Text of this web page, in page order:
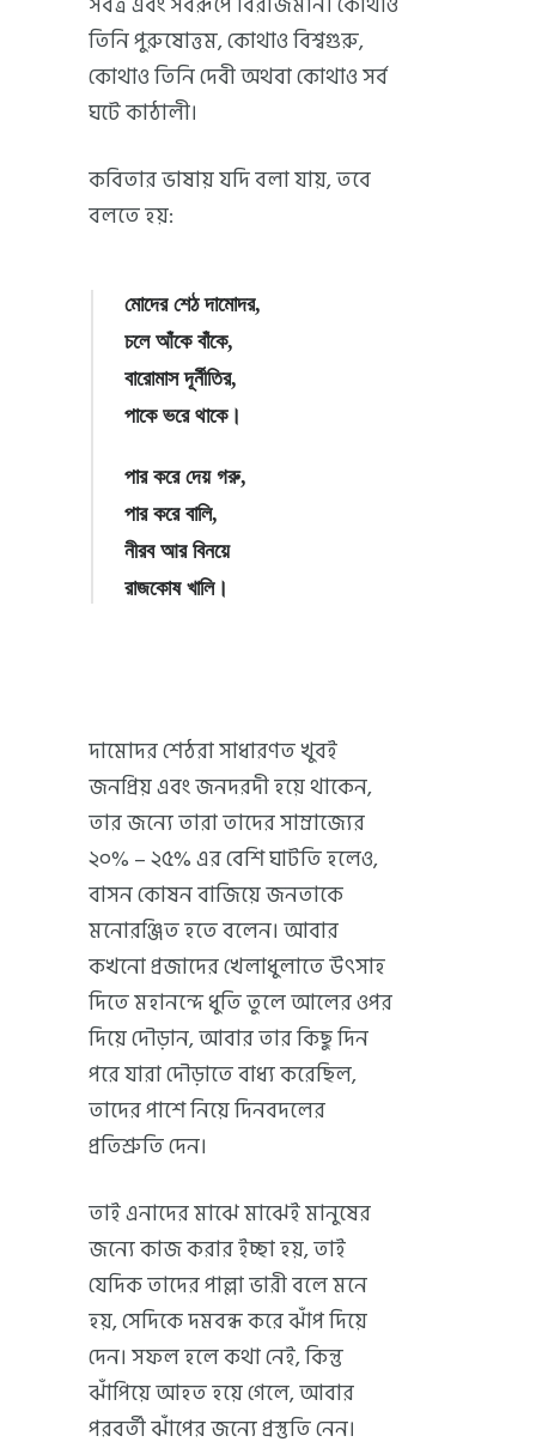
তিনি পুরুষোত্তম, কোথাও বিশ্বগুরু,
কোথাও তিনি দেবী অথবা কোথাও সর্ব
ঘটে কাঠালী।
কবিতার ভাষায় যদি বলা যায়, তবে
বলতে হয়:
মোদের শেঠ দামোদর,
চলে আঁকে বাঁকে,
বারোমাস দূর্নীতির,
পাকে ভরে থাকে।
পার করে দেয় গরু,
পার করে বালি,
নীরব আর বিনয়ে
রাজকোষ খালি।
দামোদর শেঠরা সাধারণত খুবই
জনপ্রিয় এবং জনদরদী হয়ে থাকেন,
তার জন্যে তারা তাদের সাম্রাজ্যের
২০% – ২৫% এর বেশি ঘাটতি হলেও,
বাসন কোষন বাজিয়ে জনতাকে
মনোরঞ্জিত হতে বলেন। আবার
কখনো প্রজাদের খেলাধুলাতে উৎসাহ
দিতে মহানন্দে ধুতি তুলে আলের ওপর
দিয়ে দৌড়ান, আবার তার কিছু দিন
পরে যারা দৌড়াতে বাধ্য করেছিল,
তাদের পাশে নিয়ে দিনবদলের
প্রতিশ্রুতি দেন।
তাই এনাদের মাঝে মাঝেই মানুষের
জন্যে কাজ করার ইচ্ছা হয়, তাই
যেদিক তাদের পাল্লা ভারী বলে মনে
হয়, সেদিকে দমবন্ধ করে ঝাঁপ দিয়ে
দেন। সফল হলে কথা নেই, কিন্তু
ঝাঁপিয়ে আহত হয়ে গেলে, আবার
পরবর্তী ঝাঁপের জন্যে প্রস্তুতি নেন।